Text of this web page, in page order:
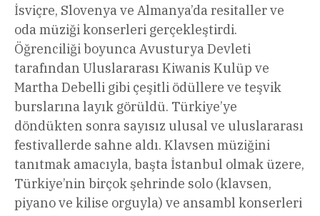
İsviçre, Slovenya ve Almanya’da resitaller ve
oda müziği konserleri gerçekleştirdi.
Öğrenciliği boyunca Avusturya Devleti
tarafından Uluslararası Kiwanis Kulüp ve
Martha Debelli gibi çeşitli ödüllere ve teşvik
burslarına layık görüldü. Türkiye’ye
döndükten sonra sayısız ulusal ve uluslararası
festivallerde sahne aldı. Klavsen müziğini
tanıtmak amacıyla, başta İstanbul olmak üzere,
Türkiye’nin birçok şehrinde solo (klavsen,
piyano ve kilise orguyla) ve ansambl konserleri